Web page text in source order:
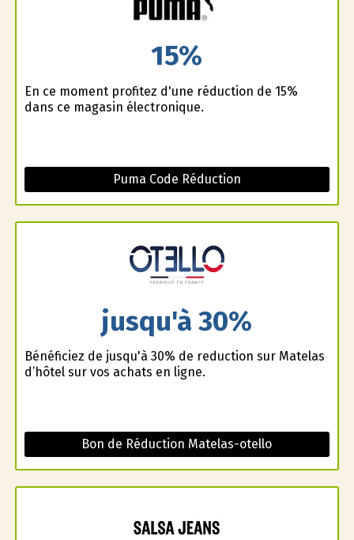
15%
En ce moment profitez d'une réduction de 15%
dans ce magasin électronique.
Puma Code Réduction
jusqu'à 30%
Bénéficiez de jusqu'à 30% de reduction sur Matelas
d’hôtel sur vos achats en ligne.
Bon de Réduction Matelas-otello